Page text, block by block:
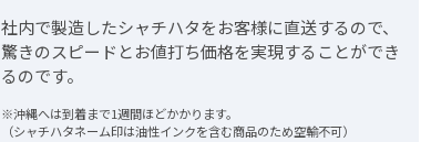
社内で製造したシャチハタをお客様に直送するので、
驚きのスピードとお値打ち価格を実現することができ
るのです。
※沖縄へは到着まで1週間ほどかかります。
（シャチハタネーム印は油性インクを含む商品のため空輸不可）